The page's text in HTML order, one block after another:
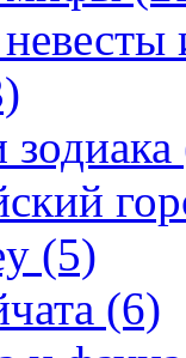
(5)
(6)